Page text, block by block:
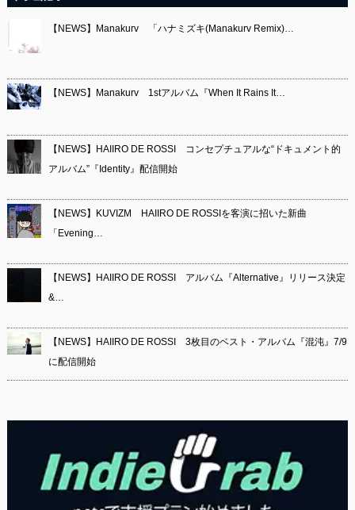
【NEWS】Manakurv 「ハナミズキ(Manakurv Remix)…
【NEWS】Manakurv 1stアルバム『When It Rains It…
【NEWS】HAIIRO DE ROSSI コンセプチュアルな“ドキュメント的
アルバム”『Identity』配信開始
【NEWS】KUVIZM HAIIRO DE ROSSIを客演に招いた新曲
「Evening…
【NEWS】HAIIRO DE ROSSI アルバム『Alternative』リリース決定
&…
【NEWS】HAIIRO DE ROSSI 3枚目のベスト・アルバム『混沌』7/9
に配信開始